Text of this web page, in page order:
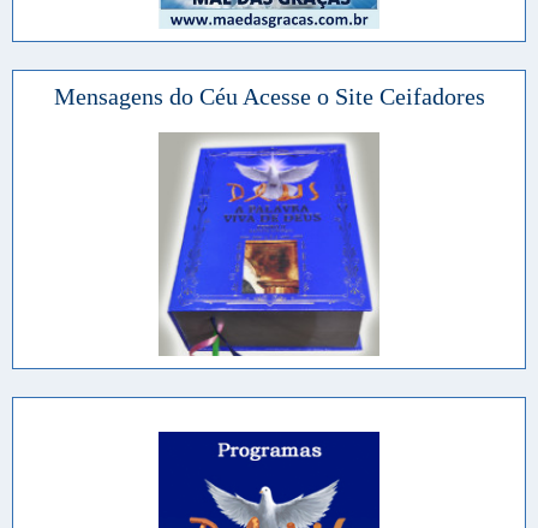
Mensagens do Céu Acesse o Site Ceifadores